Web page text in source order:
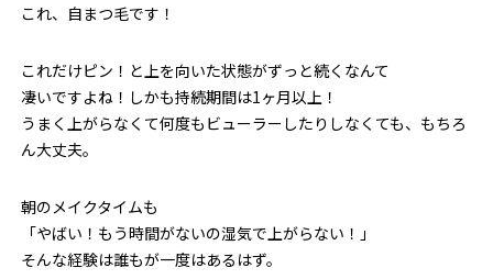
これ、自まつ毛です！
これだけピン！と上を向いた状態がずっと続くなんて
凄いですよね！しかも持続期間は1ヶ月以上！
うまく上がらなくて何度もビューラーしたりしなくても、もちろ
ん大丈夫。
朝のメイクタイムも
「やばい！もう時間がないの湿気で上がらない！」
そんな経験は誰もが一度はあるはず。